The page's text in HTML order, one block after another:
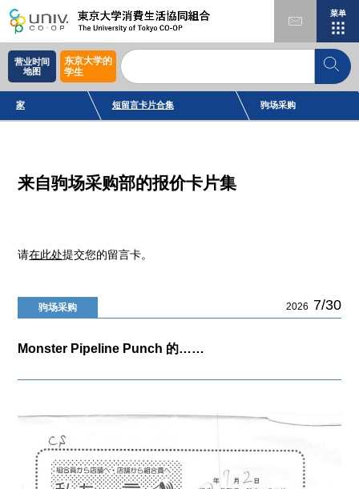
菜单
营业时间
地图
东京大学的
学生
家 短留言卡片合集 驹场采购
来自驹场采购部的报价卡片集
请在此处提交您的留言卡。
驹场采购 2026 7/30
Monster Pipeline Punch 的……